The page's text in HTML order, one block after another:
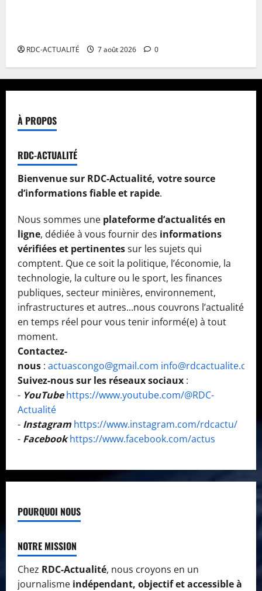
RDC-ACTUALITÉ 7 août 2026 0
À PROPOS
RDC-ACTUALITÉ
Bienvenue sur RDC-Actualité, votre source
d’informations fiable et rapide.
Nous sommes une plateforme d’actualités en
ligne, dédiée à vous fournir des informations
vérifiées et pertinentessur les sujets qui
comptent. Que ce soit la politique, l’économie, la
technologie, la culture ou le sport, les finances
publiques, secteur minières, environnement,
infrastructures et autres...nous couvrons l’actualité
en temps réel pour vous tenir informé(e) à tout
moment.
Contactez-
nous : actuascongo@gmail.com info@rdcactualite.com
Suivez-nous sur les réseaux sociaux :
- YouTube https://www.youtube.com/@RDC-
Actualité
- Instagram https://www.instagram.com/rdcactu/
- Facebook https://www.facebook.com/actus
POURQUOI NOUS
NOTRE MISSION
Chez RDC-Actualité, nous croyons en un
journalisme indépendant, objectif et accessible à